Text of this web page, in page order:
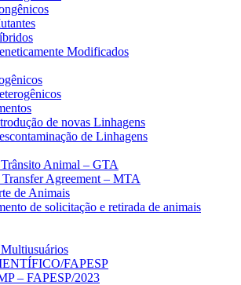
Modificados
de novas Linhagens
de Linhagens
Animal – GTA
Agreement – MTA
de Animais
de solicitação e retirada de animais
FAPESP
– FAPESP/2023